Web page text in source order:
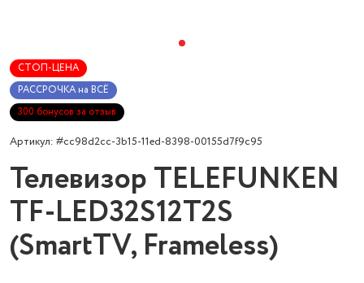
СТОП-ЦЕНА
РАССРОЧКА на ВСЁ
300 бонусов за отзыв
Артикул: #cc98d2cc-3b15-11ed-8398-00155d7f9c95
Телевизор TELEFUNKEN
TF-LED32S12T2S
(SmartTV, Frameless)